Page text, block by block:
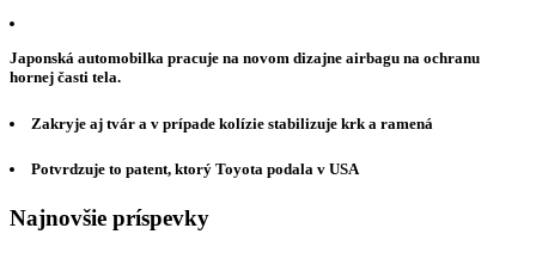
Japonská automobilka pracuje na novom dizajne airbagu na ochranu
hornej časti tela.
Zakryje aj tvár a v prípade kolízie stabilizuje krk a ramená
Potvrdzuje to patent, ktorý Toyota podala v USA
Najnovšie príspevky